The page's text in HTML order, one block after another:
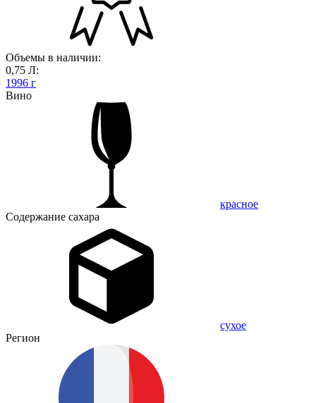
Объемы в наличии:
0,75 Л:
1996 г
Вино
красное
Содержание сахара
сухое
Регион